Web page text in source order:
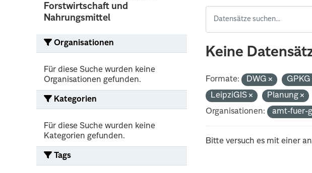
Forstwirtschaft und
Nahrungsmittel
Organisationen
Für diese Suche wurden keine
Organisationen gefunden.
Kategorien
Für diese Suche wurden keine
Kategorien gefunden.
Tags
Keine
Formate: DWG
LeipziGIS
Planung
Organisationen:
amt-fuer-
Bitte versuch es mit einer